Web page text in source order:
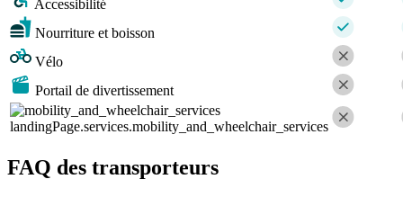
Accessibilité
Nourriture et boisson
Vélo
Portail de divertissement
landingPage.services.mobility_and_wheelchair_services
FAQ des transporteurs